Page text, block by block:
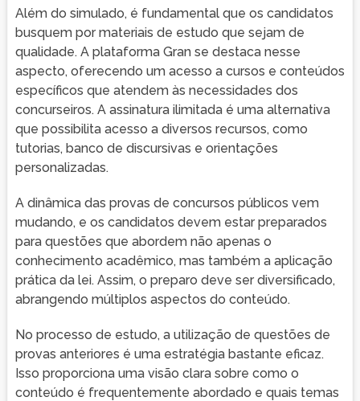
Além do simulado, é fundamental que os candidatos
busquem por materiais de estudo que sejam de
qualidade. A plataforma Gran se destaca nesse
aspecto, oferecendo um acesso a cursos e conteúdos
específicos que atendem às necessidades dos
concurseiros. A assinatura ilimitada é uma alternativa
que possibilita acesso a diversos recursos, como
tutorias, banco de discursivas e orientações
personalizadas.
A dinâmica das provas de concursos públicos vem
mudando, e os candidatos devem estar preparados
para questões que abordem não apenas o
conhecimento acadêmico, mas também a aplicação
prática da lei. Assim, o preparo deve ser diversificado,
abrangendo múltiplos aspectos do conteúdo.
No processo de estudo, a utilização de questões de
provas anteriores é uma estratégia bastante eficaz.
Isso proporciona uma visão clara sobre como o
conteúdo é frequentemente abordado e quais temas